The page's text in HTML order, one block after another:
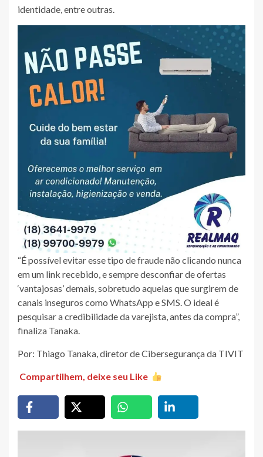
identidade, entre outras.
“É possível evitar esse tipo de fraude não clicando nunca
em um link recebido, e sempre desconfiar de ofertas
‘vantajosas’ demais, sobretudo aquelas que surgirem de
canais inseguros como WhatsApp e SMS. O ideal é
pesquisar a credibilidade da varejista, antes da compra”,
finaliza Tanaka.
Por: Thiago Tanaka, diretor de Cibersegurança da TIVIT
Compartilhem, deixe seu Like